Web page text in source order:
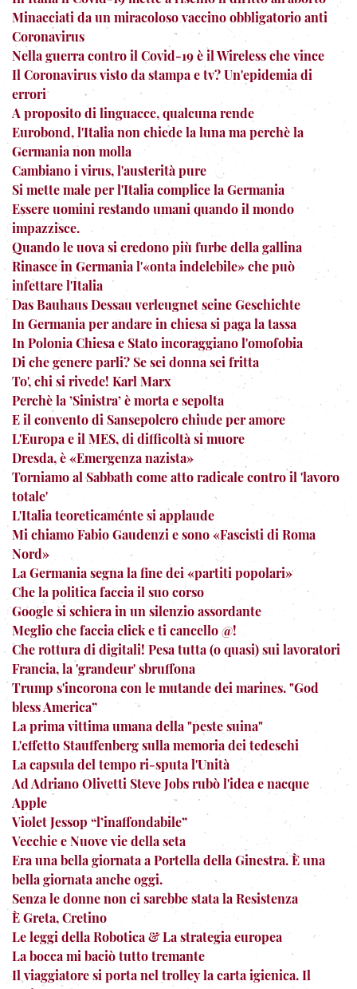
Minacciati da un miracoloso vaccino obbligatorio anti
Coronavirus
Nella guerra contro il Covid-19 è il Wireless che vince
Il Coronavirus visto da stampa e tv? Un'epidemia di
errori
A proposito di linguacce, qualcuna rende
Eurobond, l'Italia non chiede la luna ma perchè la
Germania non molla
Cambiano i virus, l'austerità pure
Si mette male per l'Italia complice la Germania
Essere uomini restando umani quando il mondo
impazzisce.
Quando le uova si credono più furbe della gallina
Rinasce in Germania l'«onta indelebile» che può
infettare l'Italia
Das Bauhaus Dessau verleugnet seine Geschichte
In Germania per andare in chiesa si paga la tassa
In Polonia Chiesa e Stato incoraggiano l'omofobia
Di che genere parli? Se sei donna sei fritta
To', chi si rivede! Karl Marx
Perchè la ’Sinistra’ è morta e sepolta
E il convento di Sansepolcro chiude per amore
L'Europa e il MES, di difficoltà si muore
Dresda, è «Emergenza nazista»
Torniamo al Sabbath come atto radicale contro il 'lavoro
totale'
L'Italia teoreticaménte si applaude
Mi chiamo Fabio Gaudenzi e sono «Fascisti di Roma
Nord»
La Germania segna la fine dei «partiti popolari»
Che la politica faccia il suo corso
Google si schiera in un silenzio assordante
Meglio che faccia click e ti cancello @!
Che rottura di digitali! Pesa tutta (o quasi) sui lavoratori
Francia, la 'grandeur' sbruffona
Trump s'incorona con le mutande dei marines. "God
bless America”
La prima vittima umana della "peste suina"
L'effetto Stauffenberg sulla memoria dei tedeschi
La capsula del tempo ri-sputa l'Unità
Ad Adriano Olivetti Steve Jobs rubò l'idea e nacque
Apple
Violet Jessop “l’inaffondabile”
Vecchie e Nuove vie della seta
Era una bella giornata a Portella della Ginestra. È una
bella giornata anche oggi.
Senza le donne non ci sarebbe stata la Resistenza
È Greta, Cretino
Le leggi della Robotica & La strategia europea
La bocca mi baciò tutto tremante
Il viaggiatore si porta nel trolley la carta igienica. Il